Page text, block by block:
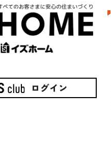
ログイン